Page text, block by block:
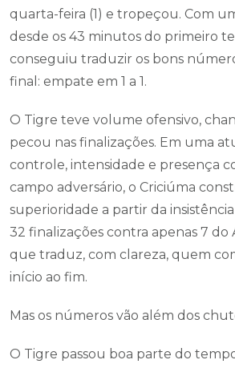
quarta-feira (1) e tropeçou. Com
desde os 43 minutos do primeiro
conseguiu traduzir os bons
final: empate em 1 a 1.
O Tigre teve volume ofensivo,
pecou nas finalizações. Em uma
controle, intensidade e presença
campo adversário, o Criciúma
superioridade a partir da
32 finalizações contra apenas 7
que traduz, com clareza, quem
início ao fim.
Mas os números vão além dos
O Tigre passou boa parte do